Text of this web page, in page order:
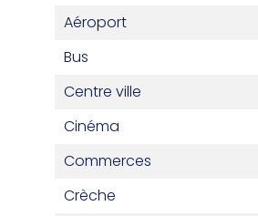
Aéroport
Bus
Centre ville
Cinéma
Commerces
Crèche